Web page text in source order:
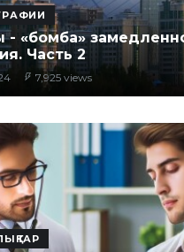
- «бомба»
Часть 2
7,925 views